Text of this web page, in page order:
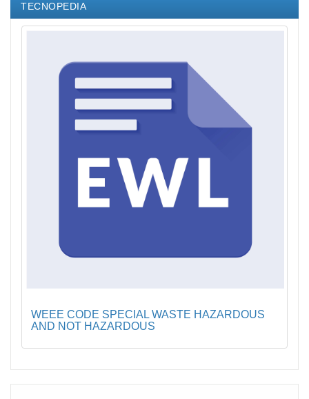
TECNOPEDIA
WEEE CODE SPECIAL WASTE HAZARDOUS
AND NOT HAZARDOUS